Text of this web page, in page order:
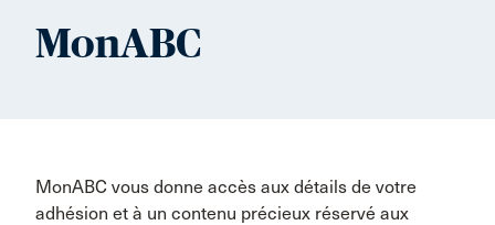
MonABC
MonABC vous donne accès aux détails de votre
adhésion et à un contenu précieux réservé aux